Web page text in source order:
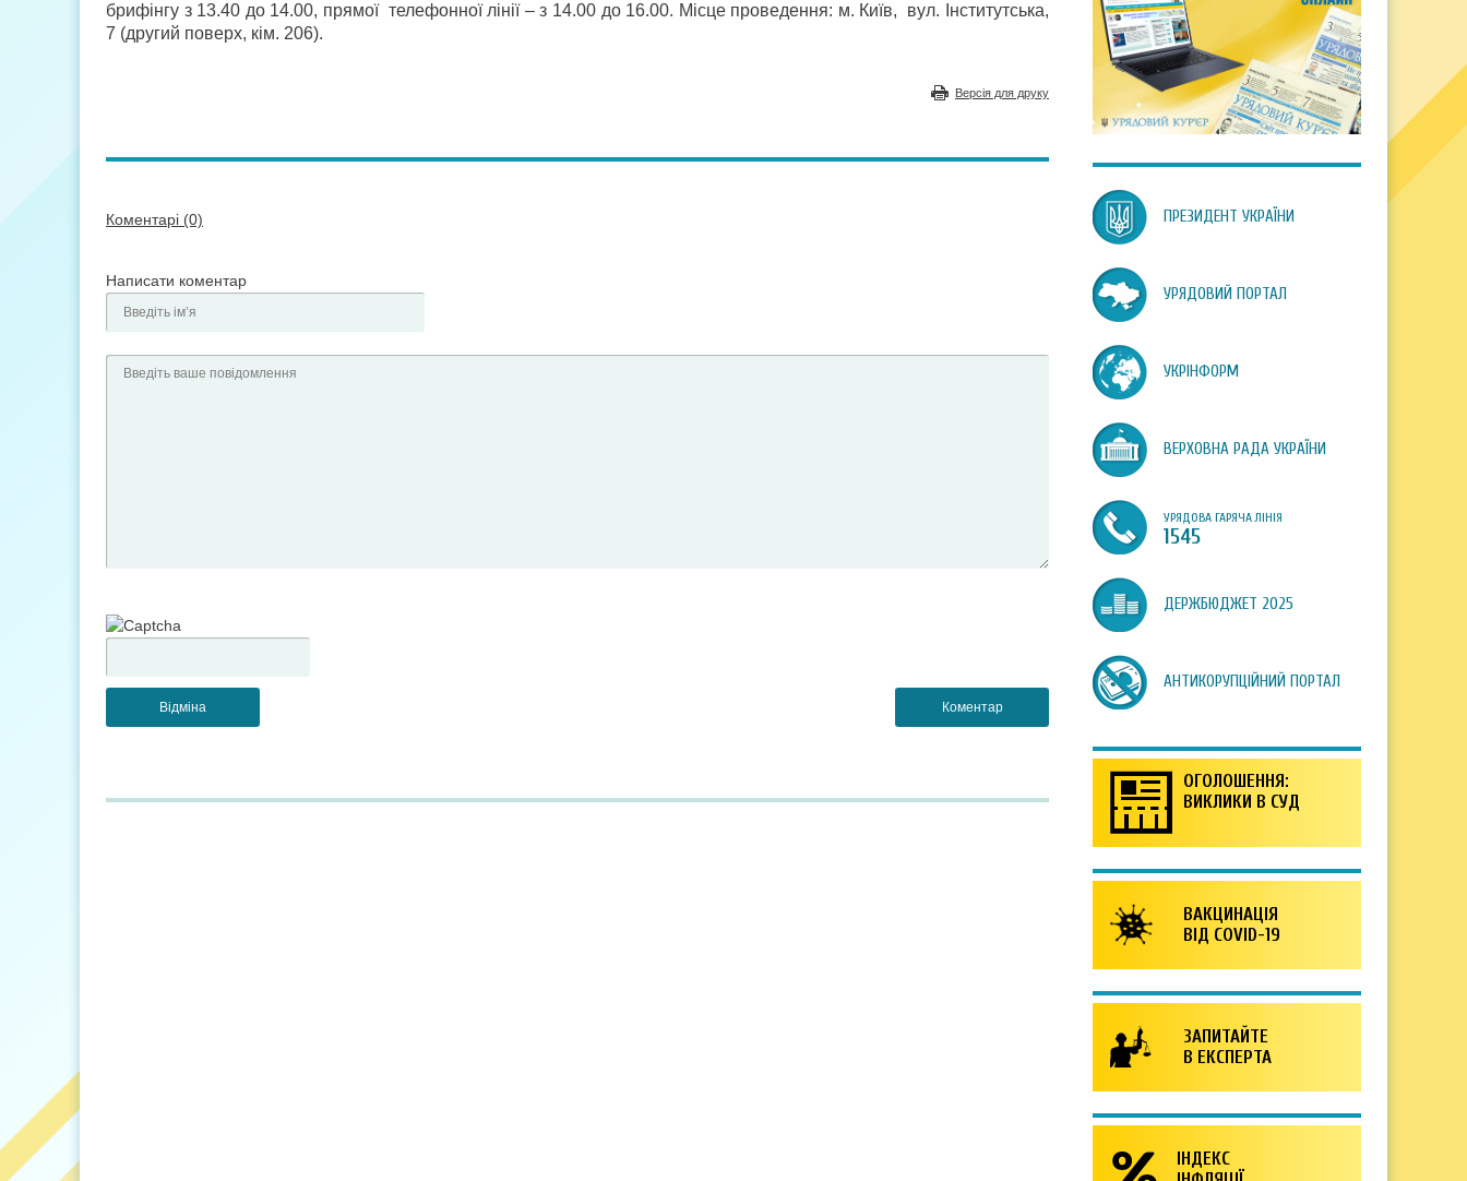
брифінгу з 13.40 до 14.00, прямої телефонної лінії – з 14.00 до 16.00. Місце проведення: м. Київ, вул. Інститутська,
7 (другий поверх, кім. 206).
Версія для друку
Коментарі (0)
Написати коментар
ПРЕЗИДЕНТ УКРАЇНИ
УРЯДОВИЙ ПОРТАЛ
УКРІНФОРМ
ВЕРХОВНА РАДА УКРАЇНИ
УРЯДОВА ГАРЯЧА ЛІНІЯ
1545
ДЕРЖБЮДЖЕТ 2025
АНТИКОРУПЦІЙНИЙ ПОРТАЛ
ОГОЛОШЕННЯ:
ВИКЛИКИ В СУД
ВАКЦИНАЦІЯ
ВІД COVID-19
ЗАПИТАЙТЕ
В ЕКСПЕРТА
ІНДЕКС